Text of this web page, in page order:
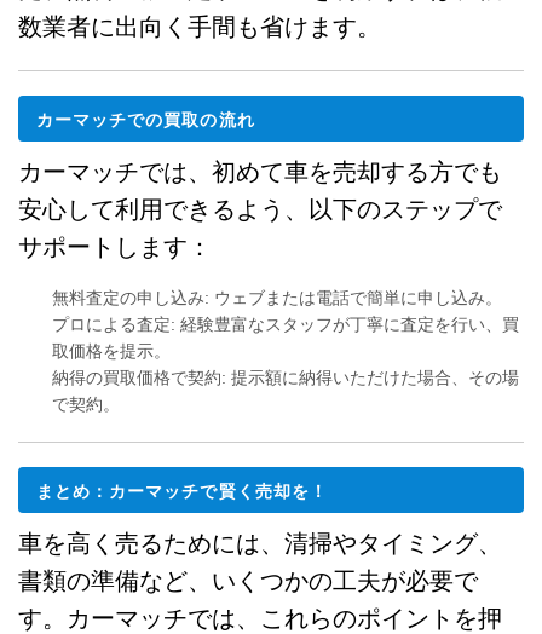
数業者に出向く手間も省けます。
カーマッチでの買取の流れ
カーマッチでは、初めて車を売却する方でも
安心して利用できるよう、以下のステップで
サポートします：
無料査定の申し込み: ウェブまたは電話で簡単に申し込み。
プロによる査定: 経験豊富なスタッフが丁寧に査定を行い、買
取価格を提示。
納得の買取価格で契約: 提示額に納得いただけた場合、その場
で契約。
まとめ：カーマッチで賢く売却を！
車を高く売るためには、清掃やタイミング、
書類の準備など、いくつかの工夫が必要で
す。カーマッチでは、これらのポイントを押